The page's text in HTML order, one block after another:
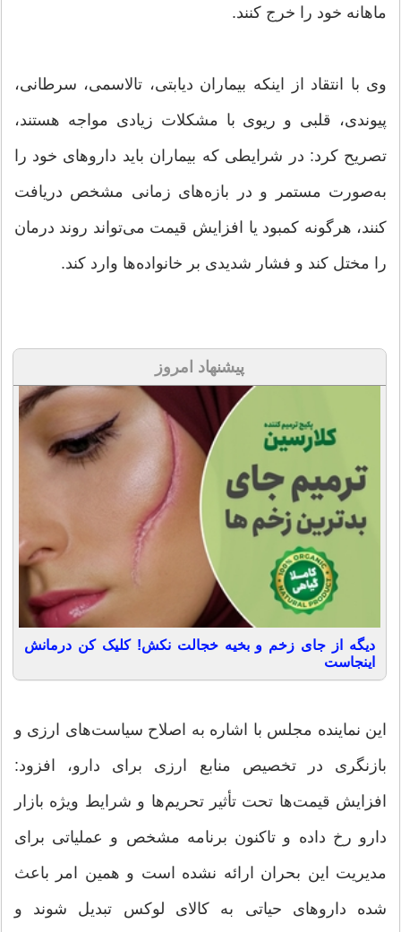
ماهانه خود را خرج کنند.
وی با انتقاد از اینکه بیماران دیابتی، تالاسمی، سرطانی،
پیوندی، قلبی و ریوی با مشکلات زیادی مواجه هستند،
تصریح کرد: در شرایطی که بیماران باید داروهای خود را
به‌صورت مستمر و در بازه‌های زمانی مشخص دریافت
کنند، هرگونه کمبود یا افزایش قیمت می‌تواند روند درمان
را مختل کند و فشار شدیدی بر خانواده‌ها وارد کند.
پیشنهاد امروز
دیگه از جای زخم و بخیه خجالت نکش! کلیک کن درمانش
اینجاست
این نماینده مجلس با اشاره به اصلاح سیاست‌های ارزی و
بازنگری در تخصیص منابع ارزی برای دارو، افزود:
افزایش قیمت‌ها تحت تأثیر تحریم‌ها و شرایط ویژه بازار
دارو رخ داده و تاکنون برنامه مشخص و عملیاتی برای
مدیریت این بحران ارائه نشده است و همین امر باعث
شده داروهای حیاتی به کالای لوکس تبدیل شوند و